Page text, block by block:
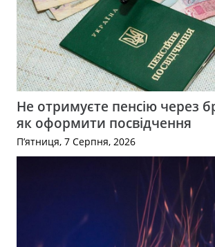
Не отримуєте пенсію через
як оформити посвідчення
П’ятниця, 7 Серпня, 2026